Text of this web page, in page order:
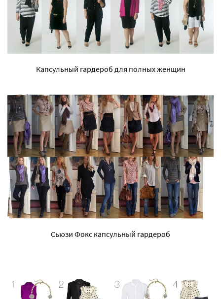
Капсульный гардероб для полных женщин
Сьюзи Фокс капсульный гардероб